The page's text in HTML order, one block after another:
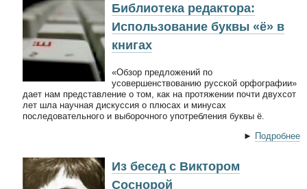
Библиотека редактора:
Использование буквы «ё» в
книгах
«Обзор предложений по
усовершенствованию русской орфографии»
дает нам представление о том, как на протяжении почти двухсот
лет шла научная дискуссия о плюсах и минусах
последовательного и выборочного употребления буквы ё.
► Подробнее
Из бесед с Виктором
Соснорой